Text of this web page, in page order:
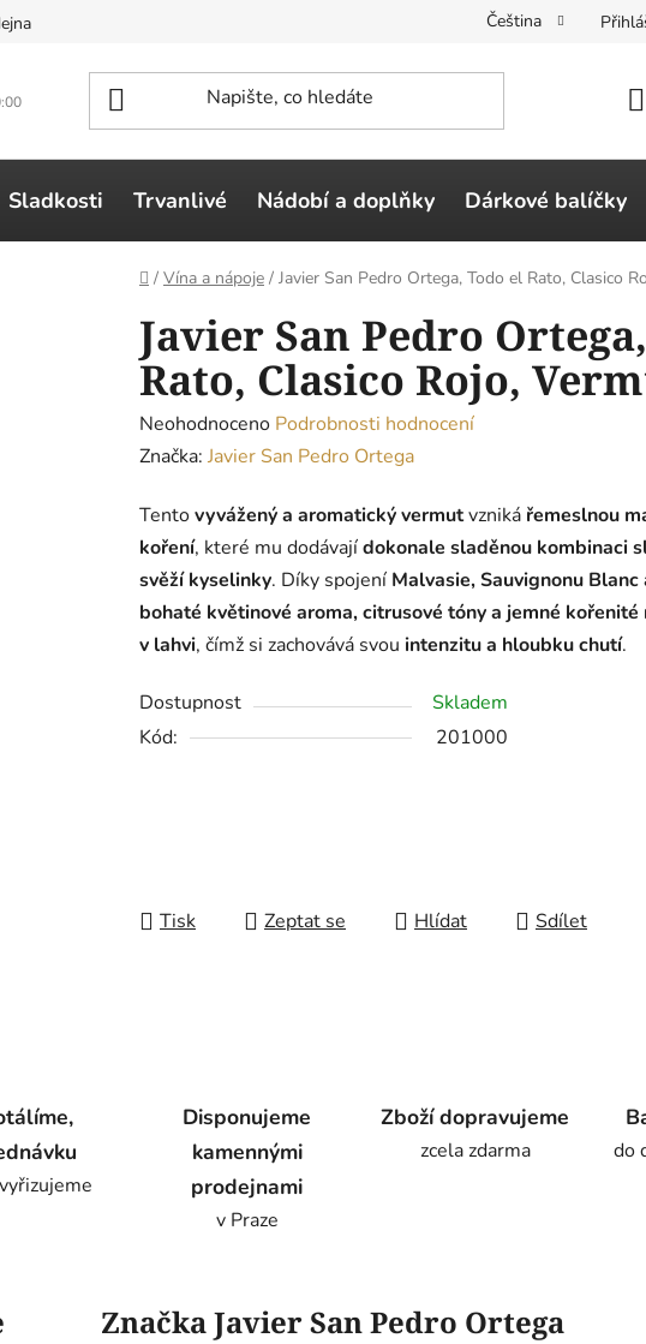
Čeština
Sladkosti Trvanlivé Nádobí a doplňky Dárkové balíčky
Domů
/ Vína a nápoje / Javier San Pedro Ortega, Todo el Rato, Clasico
Javier San Pedro
Rato, Clasico Rojo,
Průměrné
hodnocení
je
0,0
z
5
hvězdiček.
Neohodnoceno Podrobnosti hodnocení
Značka: Javier San Pedro Ortega
Tentovyvážený a aromatický vermutvzniká řemeslnou
koření, které mu dodávajídokonale sladěnou kombinaci
svěží kyselinky. Díky spojení Malvasie, Sauvignonu
bohaté květinové aroma, citrusové tóny a jemné kořenité
v lahvi, čímž si zachovává svou intenzitu a hloubku chutí.
Dostupnost
Skladem
Kód:
201000
Tisk Zeptat se Hlídat Sdílet
Disponujeme
kamennými
prodejnami
v Praze
Zboží dopravujeme
zcela zdarma
do
ZnačkaJavier San Pedro Ortega